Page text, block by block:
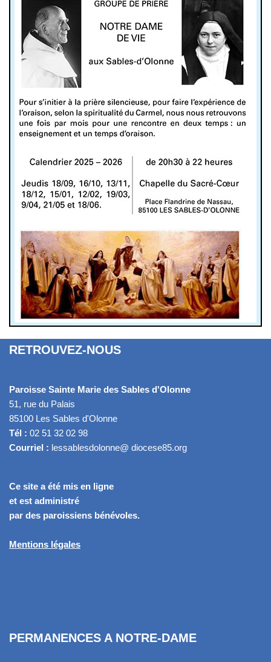
RETROUVEZ-NOUS
Paroisse Sainte Marie des Sables d'Olonne
51, rue du Palais
85100 Les Sables d'Olonne
Tél : 02 51 32 02 98
Courriel : lessablesdolonne@ diocese85.org
Ce site a été mis en ligne
et est administré
par des paroissiens bénévoles.
Mentions légales
PERMANENCES A NOTRE-DAME